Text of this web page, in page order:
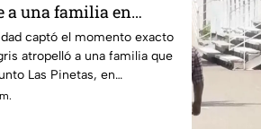
a una familia en
captó el momento exacto
atropelló a una familia que
Las Pinetas, en